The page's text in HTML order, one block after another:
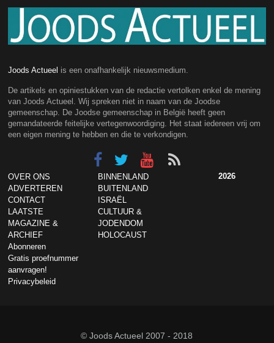
Joods Actueel is een onafhankelijk nieuwsmedium.
De artikels en opiniestukken van de redactie vertolken enkel de mening
van Joods Actueel. Wij spreken niet in naam van de Joodse
gemeenschap. De Joodse gemeenschap in België heeft geen
gemandateerde feitelijke vertegenwoordiging. Het staat iedereen vrij om
een eigen mening te hebben en die te verkondigen.
OVER ONS
ADVERTEREN
CONTACT
LAATSTE
MAGAZINE &
ARCHIEF
Abonneren
Gratis proefnummer
aanvragen!
Privacybeleid
BINNENLAND
BUITENLAND
ISRAËL
CULTUUR &
JODENDOM
HOLOCAUST
2026
© Joods Actueel 2007 - 2018